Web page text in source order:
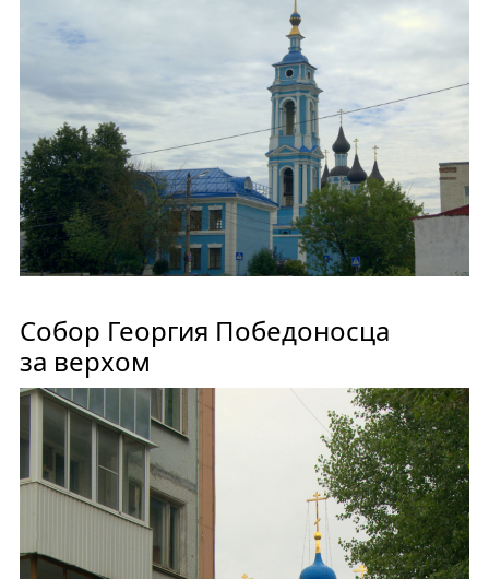
Собор Георгия Победоносца
за верхом